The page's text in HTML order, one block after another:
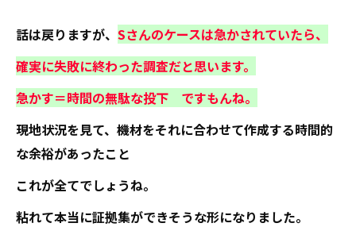
話は戻りますが、 Sさんのケースは急かされていたら、
確実に失敗に終わった調査だと思います。
急かす＝時間の無駄な投下 ですもんね。
現地状況を見て、機材をそれに合わせて作成する時間的
な余裕があったこと
これが全てでしょうね。
粘れて本当に証拠集ができそうな形になりました。